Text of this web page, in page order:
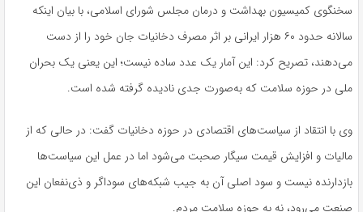
سخنگوی کمیسیون بهداشت و درمان مجلس شورای اسلامی، با بیان اینکه
سالانه حدود ۶۰ هزار ایرانی بر اثر مصرف دخانیات جان خود را از دست
می‌دهند، تصریح کرد: این آمار یک عدد ساده نیست؛ این یعنی یک بحران
ملی در حوزه سلامت که به‌صورت جدی نادیده گرفته شده است.
وی با انتقاد از سیاست‌های اقتصادی در حوزه دخانیات گفت: در حالی که از
مالیات و افزایش قیمت سیگار صحبت می‌شود اما در عمل این سیاست‌ها
بازدارنده نیست و سود اصلی آن به جیب شبکه‌های سوداگر و ذی‌نفعان این
صنعت می‌رود، نه به حوزه سلامت مردم.